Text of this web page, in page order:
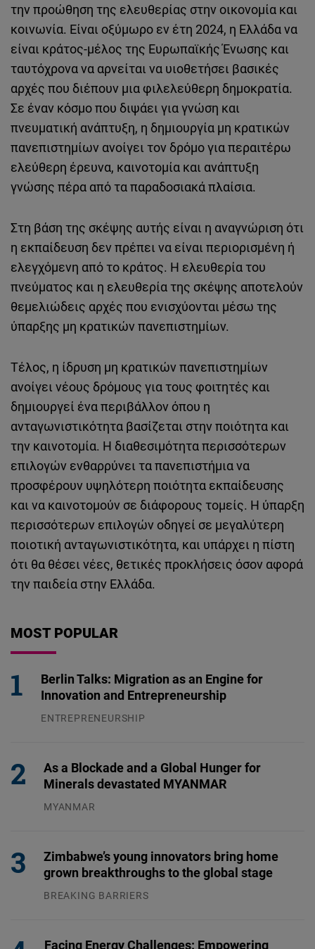
την προώθηση της ελευθερίας στην οικονομία και
κοινωνία. Είναι οξύμωρο εν έτη 2024, η Ελλάδα να
είναι κράτος-μέλος της Ευρωπαϊκής Ένωσης και
ταυτόχρονα να αρνείται να υιοθετήσει βασικές
αρχές που διέπουν μια φιλελεύθερη δημοκρατία.
Σε έναν κόσμο που διψάει για γνώση και
πνευματική ανάπτυξη, η δημιουργία μη κρατικών
πανεπιστημίων ανοίγει τον δρόμο για περαιτέρω
ελεύθερη έρευνα, καινοτομία και ανάπτυξη
γνώσης πέρα από τα παραδοσιακά πλαίσια.
Στη βάση της σκέψης αυτής είναι η αναγνώριση ότι
η εκπαίδευση δεν πρέπει να είναι περιορισμένη ή
ελεγχόμενη από το κράτος. Η ελευθερία του
πνεύματος και η ελευθερία της σκέψης αποτελούν
θεμελιώδεις αρχές που ενισχύονται μέσω της
ύπαρξης μη κρατικών πανεπιστημίων.
Τέλος, η ίδρυση μη κρατικών πανεπιστημίων
ανοίγει νέους δρόμους για τους φοιτητές και
δημιουργεί ένα περιβάλλον όπου η
ανταγωνιστικότητα βασίζεται στην ποιότητα και
την καινοτομία. Η διαθεσιμότητα περισσότερων
επιλογών ενθαρρύνει τα πανεπιστήμια να
προσφέρουν υψηλότερη ποιότητα εκπαίδευσης
και να καινοτομούν σε διάφορους τομείς. Η ύπαρξη
περισσότερων επιλογών οδηγεί σε μεγαλύτερη
ποιοτική ανταγωνιστικότητα, και υπάρχει η πίστη
ότι θα θέσει νέες, θετικές προκλήσεις όσον αφορά
την παιδεία στην Ελλάδα.
MOST POPULAR
Berlin Talks: Migration as an Engine for
Innovation and Entrepreneurship
ENTREPRENEURSHIP
As a Blockade and a Global Hunger for
Minerals devastated MYANMAR
MYANMAR
Zimbabwe’s young innovators bring home
grown breakthroughs to the global stage
BREAKING BARRIERS
Facing Energy Challenges: Empowering